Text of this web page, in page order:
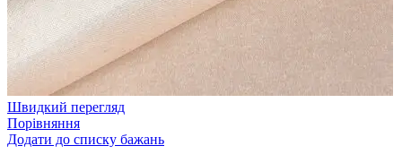
Швидкий перегляд
Порівняння
Додати до списку бажань